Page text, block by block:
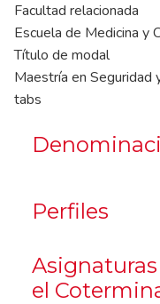
Facultad relacionada
Escuela de Medicina y
Título de modal
Maestría en Seguridad
tabs
Perfiles
el